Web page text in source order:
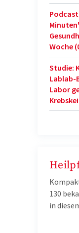
Woche
Studie:
Lablab-
Labor
130
in